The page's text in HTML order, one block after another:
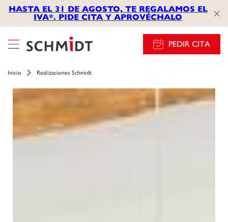
HASTA EL 31 DE AGOSTO, TE REGALAMOS EL
IVA*. PIDE CITA Y APROVÉCHALO
PEDIR CITA
Inicio Realizaciones Schmidt